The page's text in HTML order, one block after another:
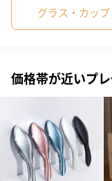
誕生日や結婚祝い・
ードを同梱します。
グラス・カッ
価格帯が近いプ